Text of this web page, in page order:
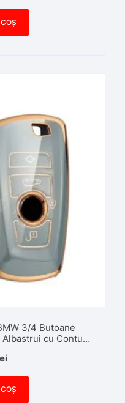
3/4 Butoane
Albastrui cu Contur